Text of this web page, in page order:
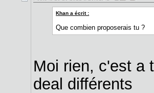
Khan a écrit :
Que combien proposerais tu ?
Moi rien, c'est a
deal différents